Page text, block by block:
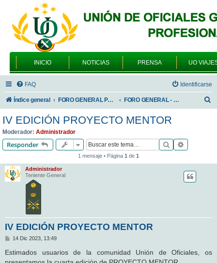
INICIO NOTICIAS PRENSA UO
FAQ Identificarse
Índice general FORO GENERAL PARA TODOS LOS USUARIOS FORO GENERAL - ACADEMIAS DE FORMACIÓN
r
IV EDICIÓN PROYECTO MENTOR
Moderador: Administrador
Responder Buscar
1 mensaje • Página 1 de 1
Administrador
Teniente General
IV EDICIÓN PROYECTO MENTOR
M
n
s
14 Dic 2023, 13:49
Estimados usuarios de la comunidad Unión de Oficiales, os